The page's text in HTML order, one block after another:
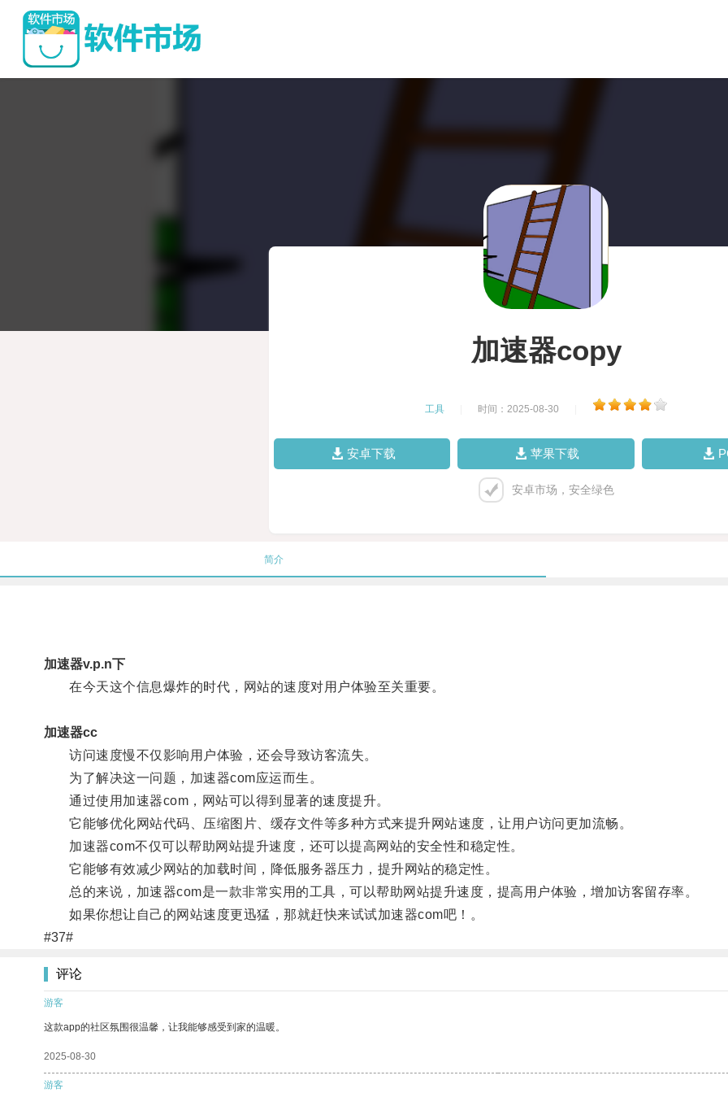
加速器copy
工具 时间：2025-08-30
安卓下载 苹果下载
安卓市场，安全绿色
简介
加速器v.p.n下
在今天这个信息爆炸的时代，网站的速度对用户体验至关重要。
加速器cc
访问速度慢不仅影响用户体验，还会导致访客流失。
为了解决这一问题，加速器com应运而生。
通过使用加速器com，网站可以得到显著的速度提升。
它能够优化网站代码、压缩图片、缓存文件等多种方式来提升网站速度，让用户访问更加流畅。
加速器com不仅可以帮助网站提升速度，还可以提高网站的安全性和稳定性。
它能够有效减少网站的加载时间，降低服务器压力，提升网站的稳定性。
总的来说，加速器com是一款非常实用的工具，可以帮助网站提升速度，提高用户体验，增加访客留存率。
如果你想让自己的网站速度更迅猛，那就赶快来试试加速器com吧！。
#37#
评论
游客
这款app的社区氛围很温馨，让我能够感受到家的温暖。
2025-08-30
游客